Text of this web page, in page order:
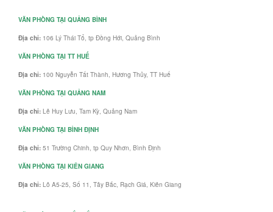
VĂN PHÒNG TẠI QUẢNG BÌNH
Địa chỉ: 106 Lý Thái Tổ, tp Đồng Hới, Quảng Bình
VĂN PHÒNG TẠI TT HUẾ
Địa chỉ: 100 Nguyễn Tất Thành, Hương Thủy, TT Huế
VĂN PHÒNG TẠI QUẢNG NAM
Địa chỉ: Lê Huy Lưu, Tam Kỳ, Quảng Nam
VĂN PHÒNG TẠI BÌNH ĐỊNH
Địa chỉ: 51 Trường Chinh, tp Quy Nhơn, Bình Định
VĂN PHÒNG TẠI KIÊN GIANG
Địa chỉ: Lô A5-25, Số 11, Tây Bắc, Rạch Giá, Kiên Giang